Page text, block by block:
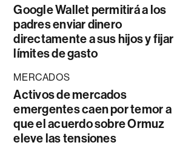
Google Wallet permitirá a los
padres enviar dinero
directamente a sus hijos y fijar
límites de gasto
MERCADOS
Activos de mercados
emergentes caen por temor a
que el acuerdo sobre Ormuz
eleve las tensiones